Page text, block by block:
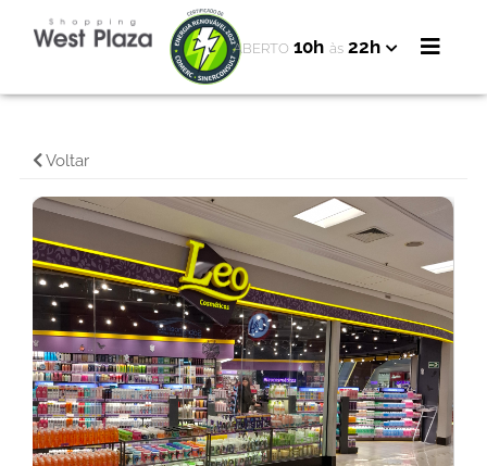
ABERTO 10h às 22h
Voltar